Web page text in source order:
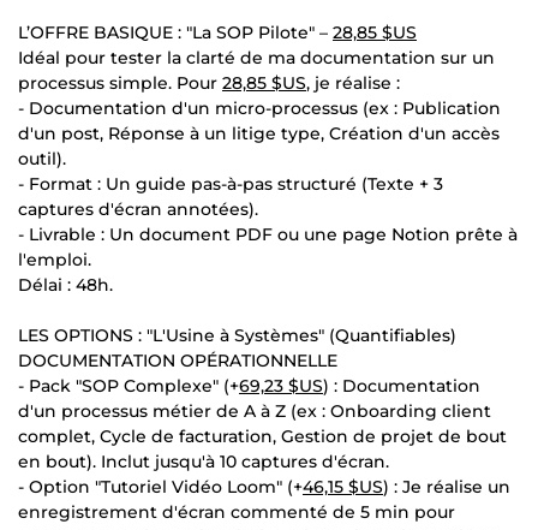
L’OFFRE BASIQUE : "La SOP Pilote" – 28,85 $US
Idéal pour tester la clarté de ma documentation sur un
processus simple. Pour 28,85 $US, je réalise :
- Documentation d'un micro-processus (ex : Publication
d'un post, Réponse à un litige type, Création d'un accès
outil).
- Format : Un guide pas-à-pas structuré (Texte + 3
captures d'écran annotées).
- Livrable : Un document PDF ou une page Notion prête à
l'emploi.
Délai : 48h.
LES OPTIONS : "L'Usine à Systèmes" (Quantifiables)
DOCUMENTATION OPÉRATIONNELLE
- Pack "SOP Complexe" (+69,23 $US) : Documentation
d'un processus métier de A à Z (ex : Onboarding client
complet, Cycle de facturation, Gestion de projet de bout
en bout). Inclut jusqu'à 10 captures d'écran.
- Option "Tutoriel Vidéo Loom" (+46,15 $US) : Je réalise un
enregistrement d'écran commenté de 5 min pour